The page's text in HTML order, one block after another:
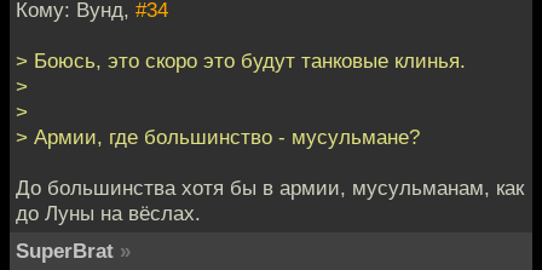
Кому: Вунд, #34
> Боюсь, это скоро это будут танковые клинья.
>
>
> Армии, где большинство - мусульмане?
До большинства хотя бы в армии, мусульманам, как
до Луны на вёслах.
SuperBrat »